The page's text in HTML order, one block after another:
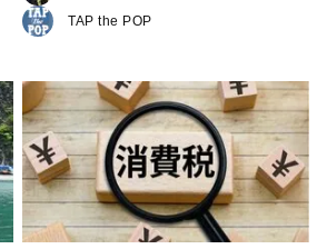
TAP the POP